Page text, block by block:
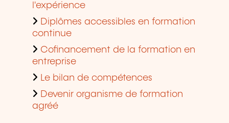
l'expérience
Diplômes accessibles en formation
continue
Cofinancement de la formation en
entreprise
Le bilan de compétences
Devenir organisme de formation
agréé